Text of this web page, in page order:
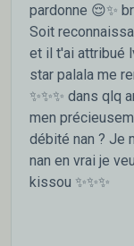
pardonne 😌✨
Soit
et il t'ai attribué
star palala me
✨✨✨ dans qlq
men
débité nan ? Je
nan en vrai je
kissou ✨✨✨